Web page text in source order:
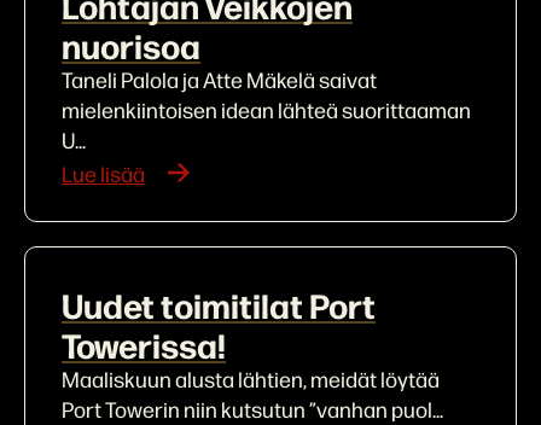
nuorisoa
Taneli Palola ja Atte Mäkelä saivat
mielenkiintoisen idean lähteä suorittaaman
U...
Lue lisää
Uudet toimitilat Port
Towerissa!
Maaliskuun alusta lähtien, meidät löytää
Port Towerin niin kutsutun ”vanhan puol...